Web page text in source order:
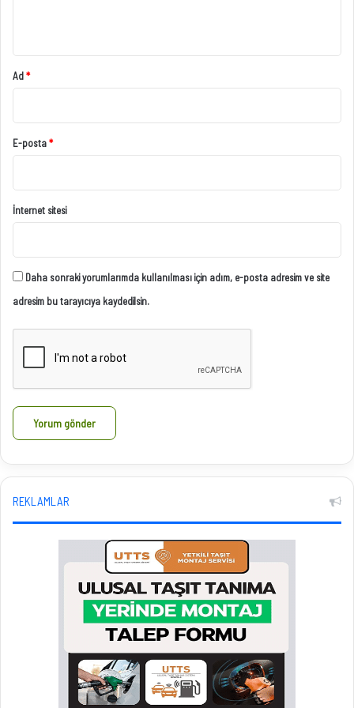
Ad*
E-posta*
İnternet sitesi
Daha sonraki yorumlarımda kullanılması için adım, e-posta adresim ve site
adresim bu tarayıcıya kaydedilsin.
REKLAMLAR